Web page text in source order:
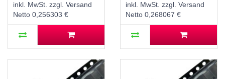
inkl. MwSt. zzgl. Versand
Netto 0,256303 €
inkl. MwSt. zzgl. Versand
Netto 0,268067 €